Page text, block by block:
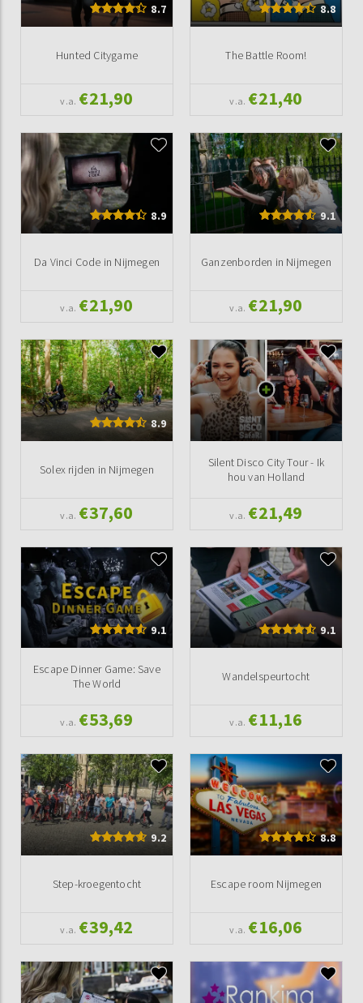
8.7
Hunted Citygame
v.a. €21,90
8.8
The Battle Room!
v.a. €21,40
8.9
Da Vinci Code in Nijmegen
v.a. €21,90
9.1
Ganzenborden in Nijmegen
v.a. €21,90
8.9
Solex rijden in Nijmegen
v.a. €37,60
Silent Disco City Tour - Ik
hou van Holland
v.a. €21,49
9.1
Escape Dinner Game: Save
The World
v.a. €53,69
9.1
Wandelspeurtocht
v.a. €11,16
9.2
Step-kroegentocht
v.a. €39,42
8.8
Escape room Nijmegen
v.a. €16,06